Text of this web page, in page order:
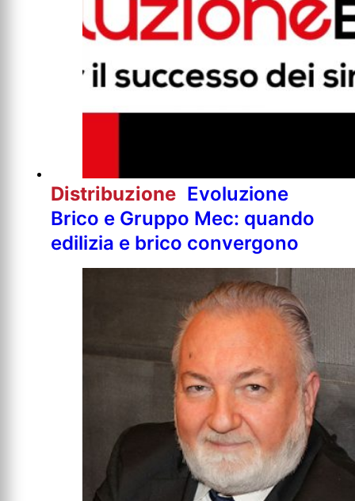
Distribuzione Evoluzione
Brico e Gruppo Mec: quando
edilizia e brico convergono